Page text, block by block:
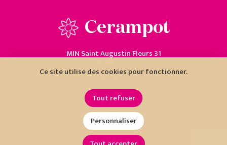
Cerampot
MIN Saint Augustin Fleurs 31
04 93 18 80 10
Ce site utilise des cookies pour fonctionner.
Tout refuser
Personnaliser